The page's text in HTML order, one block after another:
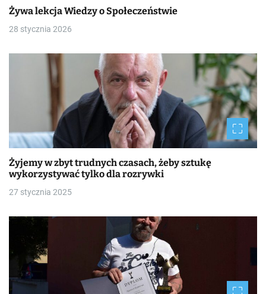
Żywa lekcja Wiedzy o Społeczeństwie
28 stycznia 2026
Żyjemy w zbyt trudnych czasach, żeby sztukę
wykorzystywać tylko dla rozrywki
27 stycznia 2025